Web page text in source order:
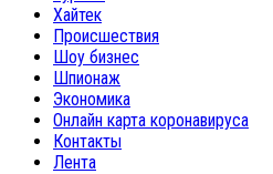
Хайтек
Происшествия
Шоу бизнес
Шпионаж
Экономика
Онлайн карта коронавируса
Контакты
Лента